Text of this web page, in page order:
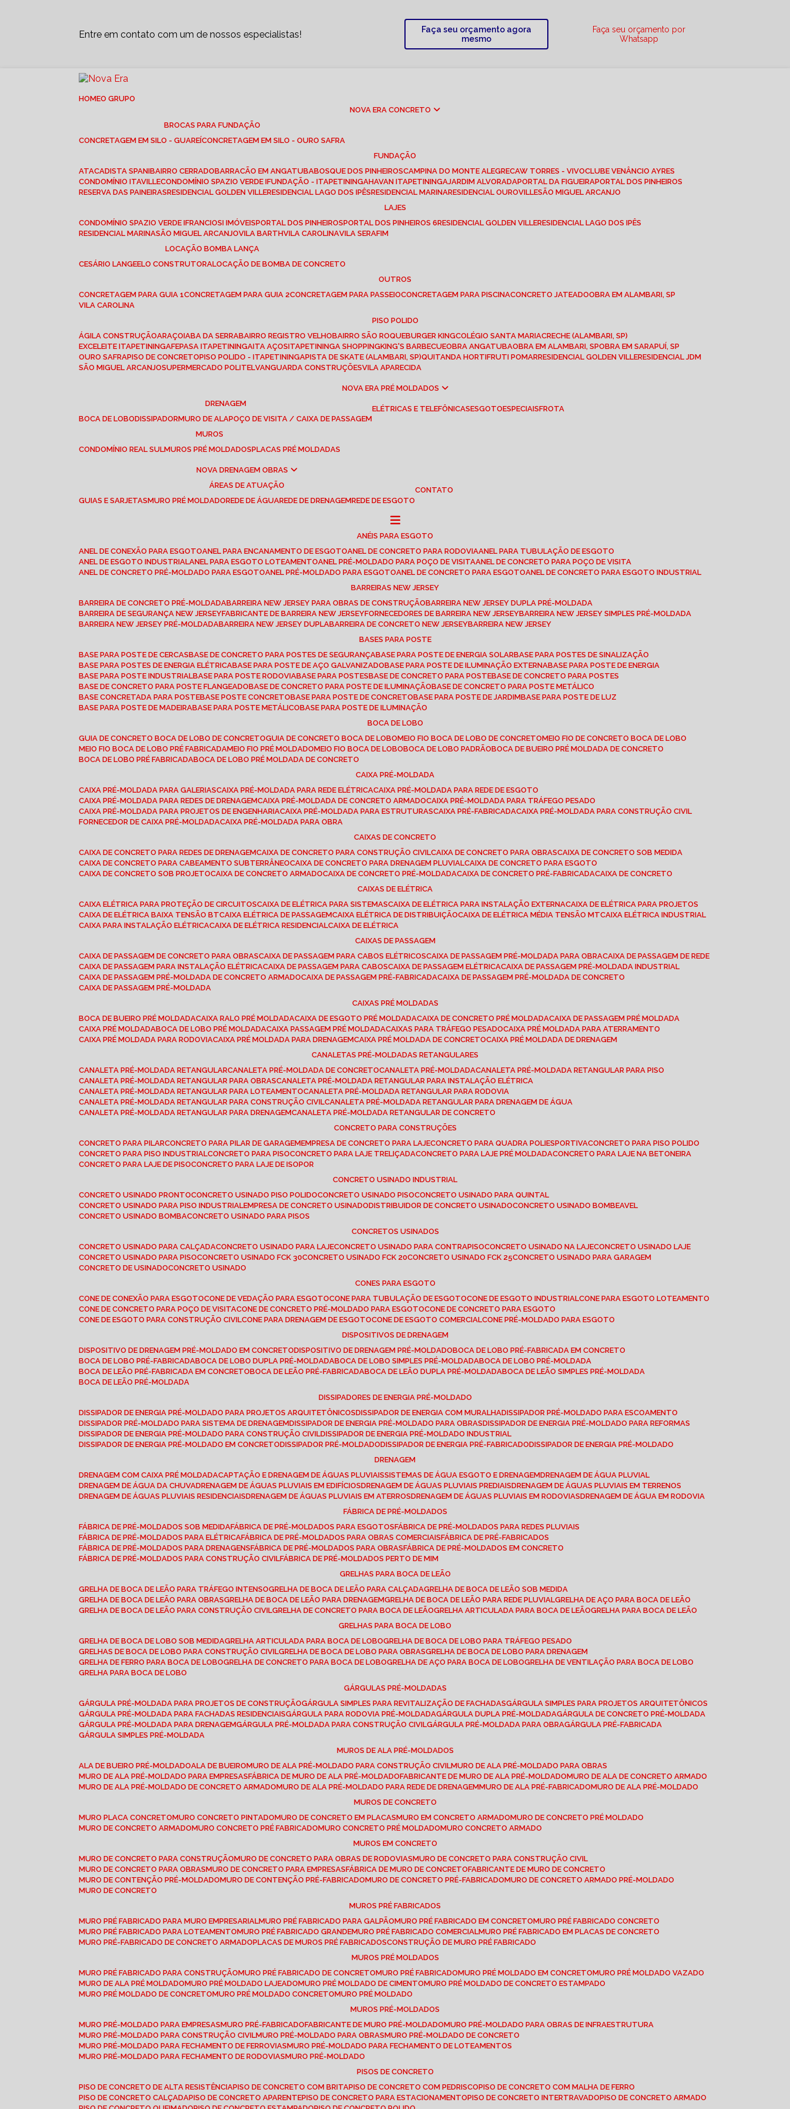
Entre em contato com um de nossos especialistas!
Faça seu orçamento agora
mesmo
Faça seu orçamento por
Whatsapp
HOME
O GRUPO
NOVA ERA CONCRETO
BROCAS PARA FUNDAÇÃO
CONCRETAGEM EM SILO - GUAREÍ CONCRETAGEM EM SILO - OURO SAFRA
FUNDAÇÃO
ATACADISTA SPANI BAIRRO CERRADO BARRACÃO EM ANGATUBA BOSQUE DOS PINHEIROS CAMPINA DO MONTE ALEGRE CAW TORRES - VIVO CLUBE VENÂNCIO AYRES
CONDOMÍNIO ITAVILLE CONDOMÍNIO SPAZIO VERDE I FUNDAÇÃO - ITAPETININGA HAVAN ITAPETININGA JARDIM ALVORADA PORTAL DA FIGUEIRA PORTAL DOS PINHEIROS
RESERVA DAS PAINEIRAS RESIDENCIAL GOLDEN VILLE RESIDENCIAL LAGO DOS IPÊS RESIDENCIAL MARINA RESIDENCIAL OUROVILLE SÃO MIGUEL ARCANJO
LAJES
CONDOMÍNIO SPAZIO VERDE I FRANCIOSI IMÓVEIS PORTAL DOS PINHEIROS PORTAL DOS PINHEIROS 6 RESIDENCIAL GOLDEN VILLE RESIDENCIAL LAGO DOS IPÊS
RESIDENCIAL MARINA SÃO MIGUEL ARCANJO VILA BARTH VILA CAROLINA VILA SERAFIM
LOCAÇÃO BOMBA LANÇA
CESÁRIO LANGE ELO CONSTRUTORA LOCAÇÃO DE BOMBA DE CONCRETO
OUTROS
CONCRETAGEM PARA GUIA 1 CONCRETAGEM PARA GUIA 2 CONCRETAGEM PARA PASSEIO CONCRETAGEM PARA PISCINA CONCRETO JATEADO
OBRA EM ALAMBARI, SP
VILA CAROLINA
PISO POLIDO
ÁGILA CONSTRUÇÃO ARAÇOIABA DA SERRA BAIRRO REGISTRO VELHO BAIRRO SÃO ROQUE BURGER KING COLÉGIO SANTA MARIA CRECHE (ALAMBARI, SP)
EXCELEITE ITAPETININGA FEPASA ITAPETININGA ITA AÇOS ITAPETININGA SHOPPING KING'S BARBECUE OBRA ANGATUBA OBRA EM ALAMBARI, SP
OBRA EM SARAPUÍ, SP
OURO SAFRA PISO DE CONCRETO PISO POLIDO - ITAPETININGA PISTA DE SKATE (ALAMBARI, SP) QUITANDA HORTIFRUTI POMAR RESIDENCIAL GOLDEN VILLE RESIDENCIAL JDM
SÃO MIGUEL ARCANJO SUPERMERCADO POLITEL VANGUARDA CONSTRUÇÕES VILA APARECIDA
NOVA ERA PRÉ MOLDADOS
DRENAGEM
BOCA DE LOBO DISSIPADOR MURO DE ALA POÇO DE VISITA / CAIXA DE PASSAGEM
ELÉTRICAS E TELEFÔNICAS ESGOTO ESPECIAIS FROTA
MUROS
CONDOMÍNIO REAL SUL
MUROS PRÉ MOLDADOS PLACAS PRÉ MOLDADAS
NOVA DRENAGEM OBRAS
ÁREAS DE ATUAÇÃO
GUIAS E SARJETAS
MURO PRÉ MOLDADO REDE DE ÁGUA REDE DE DRENAGEM REDE DE ESGOTO
CONTATO
ANÉIS PARA ESGOTO
ANEL DE CONEXÃO PARA ESGOTO ANEL PARA ENCANAMENTO DE ESGOTO ANEL DE CONCRETO PARA RODOVIA ANEL PARA TUBULAÇÃO DE ESGOTO
ANEL DE ESGOTO INDUSTRIAL ANEL PARA ESGOTO LOTEAMENTO ANEL PRÉ-MOLDADO PARA POÇO DE VISITA ANEL DE CONCRETO PARA POÇO DE VISITA
ANEL DE CONCRETO PRÉ-MOLDADO PARA ESGOTO ANEL PRÉ-MOLDADO PARA ESGOTO ANEL DE CONCRETO PARA ESGOTO ANEL DE CONCRETO PARA ESGOTO INDUSTRIAL
BARREIRAS NEW JERSEY
BARREIRA DE CONCRETO PRÉ-MOLDADA BARREIRA NEW JERSEY PARA OBRAS DE CONSTRUÇÃO BARREIRA NEW JERSEY DUPLA PRÉ-MOLDADA
BARREIRA DE SEGURANÇA NEW JERSEY FABRICANTE DE BARREIRA NEW JERSEY FORNECEDORES DE BARREIRA NEW JERSEY BARREIRA NEW JERSEY SIMPLES PRÉ-MOLDADA
BARREIRA NEW JERSEY PRÉ-MOLDADA BARREIRA NEW JERSEY DUPLA BARREIRA DE CONCRETO NEW JERSEY BARREIRA NEW JERSEY
BASES PARA POSTE
BASE PARA POSTE DE CERCAS BASE DE CONCRETO PARA POSTES DE SEGURANÇA BASE PARA POSTE DE ENERGIA SOLAR BASE PARA POSTES DE SINALIZAÇÃO
BASE PARA POSTES DE ENERGIA ELÉTRICA BASE PARA POSTE DE AÇO GALVANIZADO BASE PARA POSTE DE ILUMINAÇÃO EXTERNA BASE PARA POSTE DE ENERGIA
BASE PARA POSTE INDUSTRIAL BASE PARA POSTE RODOVIA BASE PARA POSTES BASE DE CONCRETO PARA POSTE BASE DE CONCRETO PARA POSTES
BASE DE CONCRETO PARA POSTE FLANGEADO BASE DE CONCRETO PARA POSTE DE ILUMINAÇÃO BASE DE CONCRETO PARA POSTE METÁLICO
BASE CONCRETADA PARA POSTE BASE POSTE CONCRETO BASE PARA POSTE DE CONCRETO BASE PARA POSTE DE JARDIM BASE PARA POSTE DE LUZ
BASE PARA POSTE DE MADEIRA BASE PARA POSTE METÁLICO BASE PARA POSTE DE ILUMINAÇÃO
BOCA DE LOBO
GUIA DE CONCRETO BOCA DE LOBO DE CONCRETO
GUIA DE CONCRETO BOCA DE LOBO MEIO FIO BOCA DE LOBO DE CONCRETO
MEIO FIO DE CONCRETO BOCA DE LOBO
MEIO FIO BOCA DE LOBO PRÉ FABRICADA
MEIO FIO PRÉ MOLDADO MEIO FIO BOCA DE LOBO BOCA DE LOBO PADRÃO BOCA DE BUEIRO PRÉ MOLDADA DE CONCRETO
BOCA DE LOBO PRÉ FABRICADA BOCA DE LOBO PRÉ MOLDADA DE CONCRETO
CAIXA PRÉ-MOLDADA
CAIXA PRÉ-MOLDADA PARA GALERIAS CAIXA PRÉ-MOLDADA PARA REDE ELÉTRICA CAIXA PRÉ-MOLDADA PARA REDE DE ESGOTO
CAIXA PRÉ-MOLDADA PARA REDES DE DRENAGEM CAIXA PRÉ-MOLDADA DE CONCRETO ARMADO CAIXA PRÉ-MOLDADA PARA TRÁFEGO PESADO
CAIXA PRÉ-MOLDADA PARA PROJETOS DE ENGENHARIA CAIXA PRÉ-MOLDADA PARA ESTRUTURAS CAIXA PRÉ-FABRICADA CAIXA PRÉ-MOLDADA PARA CONSTRUÇÃO CIVIL
FORNECEDOR DE CAIXA PRÉ-MOLDADA CAIXA PRÉ-MOLDADA PARA OBRA
CAIXAS DE CONCRETO
CAIXA DE CONCRETO PARA REDES DE DRENAGEM CAIXA DE CONCRETO PARA CONSTRUÇÃO CIVIL CAIXA DE CONCRETO PARA OBRAS CAIXA DE CONCRETO SOB MEDIDA
CAIXA DE CONCRETO PARA CABEAMENTO SUBTERRÂNEO CAIXA DE CONCRETO PARA DRENAGEM PLUVIAL CAIXA DE CONCRETO PARA ESGOTO
CAIXA DE CONCRETO SOB PROJETO CAIXA DE CONCRETO ARMADO CAIXA DE CONCRETO PRÉ-MOLDADA CAIXA DE CONCRETO PRÉ-FABRICADA CAIXA DE CONCRETO
CAIXAS DE ELÉTRICA
CAIXA ELÉTRICA PARA PROTEÇÃO DE CIRCUITOS CAIXA DE ELÉTRICA PARA SISTEMAS CAIXA DE ELÉTRICA PARA INSTALAÇÃO EXTERNA CAIXA DE ELÉTRICA PARA PROJETOS
CAIXA DE ELÉTRICA BAIXA TENSÃO BT CAIXA ELÉTRICA DE PASSAGEM CAIXA ELÉTRICA DE DISTRIBUIÇÃO CAIXA DE ELÉTRICA MÉDIA TENSÃO MT CAIXA ELÉTRICA INDUSTRIAL
CAIXA PARA INSTALAÇÃO ELÉTRICA CAIXA DE ELÉTRICA RESIDENCIAL CAIXA DE ELÉTRICA
CAIXAS DE PASSAGEM
CAIXA DE PASSAGEM DE CONCRETO PARA OBRAS CAIXA DE PASSAGEM PARA CABOS ELÉTRICOS CAIXA DE PASSAGEM PRÉ-MOLDADA PARA OBRA CAIXA DE PASSAGEM DE REDE
CAIXA DE PASSAGEM PARA INSTALAÇÃO ELÉTRICA CAIXA DE PASSAGEM PARA CABOS CAIXA DE PASSAGEM ELÉTRICA CAIXA DE PASSAGEM PRÉ-MOLDADA INDUSTRIAL
CAIXA DE PASSAGEM PRÉ-MOLDADA DE CONCRETO ARMADO CAIXA DE PASSAGEM PRÉ-FABRICADA CAIXA DE PASSAGEM PRÉ-MOLDADA DE CONCRETO
CAIXA DE PASSAGEM PRÉ-MOLDADA
CAIXAS PRÉ MOLDADAS
BOCA DE BUEIRO PRÉ MOLDADA CAIXA RALO PRÉ MOLDADA CAIXA DE ESGOTO PRÉ MOLDADA CAIXA DE CONCRETO PRÉ MOLDADA CAIXA DE PASSAGEM PRÉ MOLDADA
CAIXA PRÉ MOLDADA BOCA DE LOBO PRÉ MOLDADA CAIXA PASSAGEM PRÉ MOLDADA CAIXAS PARA TRÁFEGO PESADO CAIXA PRÉ MOLDADA PARA ATERRAMENTO
CAIXA PRÉ MOLDADA PARA RODOVIA CAIXA PRÉ MOLDADA PARA DRENAGEM CAIXA PRÉ MOLDADA DE CONCRETO CAIXA PRÉ MOLDADA DE DRENAGEM
CANALETAS PRÉ-MOLDADAS RETANGULARES
CANALETA PRÉ-MOLDADA RETANGULAR CANALETA PRÉ-MOLDADA DE CONCRETO CANALETA PRÉ-MOLDADA CANALETA PRÉ-MOLDADA RETANGULAR PARA PISO
CANALETA PRÉ-MOLDADA RETANGULAR PARA OBRAS CANALETA PRÉ-MOLDADA RETANGULAR PARA INSTALAÇÃO ELÉTRICA
CANALETA PRÉ-MOLDADA RETANGULAR PARA LOTEAMENTO CANALETA PRÉ-MOLDADA RETANGULAR PARA RODOVIA
CANALETA PRÉ-MOLDADA RETANGULAR PARA CONSTRUÇÃO CIVIL CANALETA PRÉ-MOLDADA RETANGULAR PARA DRENAGEM DE ÁGUA
CANALETA PRÉ-MOLDADA RETANGULAR PARA DRENAGEM CANALETA PRÉ-MOLDADA RETANGULAR DE CONCRETO
CONCRETO PARA CONSTRUÇÕES
CONCRETO PARA PILAR CONCRETO PARA PILAR DE GARAGEM EMPRESA DE CONCRETO PARA LAJE CONCRETO PARA QUADRA POLIESPORTIVA CONCRETO PARA PISO POLIDO
CONCRETO PARA PISO INDUSTRIAL CONCRETO PARA PISO CONCRETO PARA LAJE TRELIÇADA CONCRETO PARA LAJE PRÉ MOLDADA CONCRETO PARA LAJE NA BETONEIRA
CONCRETO PARA LAJE DE PISO CONCRETO PARA LAJE DE ISOPOR
CONCRETO USINADO INDUSTRIAL
CONCRETO USINADO PRONTO CONCRETO USINADO PISO POLIDO CONCRETO USINADO PISO CONCRETO USINADO PARA QUINTAL
CONCRETO USINADO PARA PISO INDUSTRIAL EMPRESA DE CONCRETO USINADO DISTRIBUIDOR DE CONCRETO USINADO CONCRETO USINADO BOMBEAVEL
CONCRETO USINADO BOMBA CONCRETO USINADO PARA PISOS
CONCRETOS USINADOS
CONCRETO USINADO PARA CALÇADA CONCRETO USINADO PARA LAJE CONCRETO USINADO PARA CONTRAPISO CONCRETO USINADO NA LAJE CONCRETO USINADO LAJE
CONCRETO USINADO PARA PISO CONCRETO USINADO FCK 30 CONCRETO USINADO FCK 20 CONCRETO USINADO FCK 25 CONCRETO USINADO PARA GARAGEM
CONCRETO DE USINADO CONCRETO USINADO
CONES PARA ESGOTO
CONE DE CONEXÃO PARA ESGOTO CONE DE VEDAÇÃO PARA ESGOTO CONE PARA TUBULAÇÃO DE ESGOTO CONE DE ESGOTO INDUSTRIAL CONE PARA ESGOTO LOTEAMENTO
CONE DE CONCRETO PARA POÇO DE VISITA CONE DE CONCRETO PRÉ-MOLDADO PARA ESGOTO CONE DE CONCRETO PARA ESGOTO
CONE DE ESGOTO PARA CONSTRUÇÃO CIVIL CONE PARA DRENAGEM DE ESGOTO CONE DE ESGOTO COMERCIAL CONE PRÉ-MOLDADO PARA ESGOTO
DISPOSITIVOS DE DRENAGEM
DISPOSITIVO DE DRENAGEM PRÉ-MOLDADO EM CONCRETO DISPOSITIVO DE DRENAGEM PRÉ-MOLDADO BOCA DE LOBO PRÉ-FABRICADA EM CONCRETO
BOCA DE LOBO PRÉ-FABRICADA BOCA DE LOBO DUPLA PRÉ-MOLDADA BOCA DE LOBO SIMPLES PRÉ-MOLDADA BOCA DE LOBO PRÉ-MOLDADA
BOCA DE LEÃO PRÉ-FABRICADA EM CONCRETO BOCA DE LEÃO PRÉ-FABRICADA BOCA DE LEÃO DUPLA PRÉ-MOLDADA BOCA DE LEÃO SIMPLES PRÉ-MOLDADA
BOCA DE LEÃO PRÉ-MOLDADA
DISSIPADORES DE ENERGIA PRÉ-MOLDADO
DISSIPADOR DE ENERGIA PRÉ-MOLDADO PARA PROJETOS ARQUITETÔNICOS DISSIPADOR DE ENERGIA COM MURALHA DISSIPADOR PRÉ-MOLDADO PARA ESCOAMENTO
DISSIPADOR PRÉ-MOLDADO PARA SISTEMA DE DRENAGEM DISSIPADOR DE ENERGIA PRÉ-MOLDADO PARA OBRAS DISSIPADOR DE ENERGIA PRÉ-MOLDADO PARA REFORMAS
DISSIPADOR DE ENERGIA PRÉ-MOLDADO PARA CONSTRUÇÃO CIVIL DISSIPADOR DE ENERGIA PRÉ-MOLDADO INDUSTRIAL
DISSIPADOR DE ENERGIA PRÉ-MOLDADO EM CONCRETO DISSIPADOR PRÉ-MOLDADO DISSIPADOR DE ENERGIA PRÉ-FABRICADO DISSIPADOR DE ENERGIA PRÉ-MOLDADO
DRENAGEM
DRENAGEM COM CAIXA PRÉ MOLDADA CAPTAÇÃO E DRENAGEM DE ÁGUAS PLUVIAIS SISTEMAS DE ÁGUA ESGOTO E DRENAGEM DRENAGEM DE ÁGUA PLUVIAL
DRENAGEM DE ÁGUA DA CHUVA DRENAGEM DE ÁGUAS PLUVIAIS EM EDIFÍCIOS DRENAGEM DE ÁGUAS PLUVIAIS PREDIAIS DRENAGEM DE ÁGUAS PLUVIAIS EM TERRENOS
DRENAGEM DE ÁGUAS PLUVIAIS RESIDENCIAIS DRENAGEM DE ÁGUAS PLUVIAIS EM ATERROS DRENAGEM DE ÁGUAS PLUVIAIS EM RODOVIAS DRENAGEM DE ÁGUA EM RODOVIA
FÁBRICA DE PRÉ-MOLDADOS
FÁBRICA DE PRÉ-MOLDADOS SOB MEDIDA FÁBRICA DE PRÉ-MOLDADOS PARA ESGOTOS FÁBRICA DE PRÉ-MOLDADOS PARA REDES PLUVIAIS
FÁBRICA DE PRÉ-MOLDADOS PARA ELÉTRICA FÁBRICA DE PRÉ-MOLDADOS PARA OBRAS COMERCIAIS FÁBRICA DE PRÉ-FABRICADOS
FÁBRICA DE PRÉ-MOLDADOS PARA DRENAGENS FÁBRICA DE PRÉ-MOLDADOS PARA OBRAS FÁBRICA DE PRÉ-MOLDADOS EM CONCRETO
FÁBRICA DE PRÉ-MOLDADOS PARA CONSTRUÇÃO CIVIL FÁBRICA DE PRÉ-MOLDADOS PERTO DE MIM
GRELHAS PARA BOCA DE LEÃO
GRELHA DE BOCA DE LEÃO PARA TRÁFEGO INTENSO
GRELHA DE BOCA DE LEÃO PARA CALÇADA
GRELHA DE BOCA DE LEÃO SOB MEDIDA
GRELHA DE BOCA DE LEÃO PARA OBRAS
GRELHA DE BOCA DE LEÃO PARA DRENAGEM GRELHA DE BOCA DE LEÃO PARA REDE PLUVIAL
GRELHA DE AÇO PARA BOCA DE LEÃO
GRELHA DE BOCA DE LEÃO PARA CONSTRUÇÃO CIVIL
GRELHA DE CONCRETO PARA BOCA DE LEÃO GRELHA ARTICULADA PARA BOCA DE LEÃO
GRELHA PARA BOCA DE LEÃO
GRELHAS PARA BOCA DE LOBO
GRELHA DE BOCA DE LOBO SOB MEDIDA
GRELHA ARTICULADA PARA BOCA DE LOBO
GRELHA DE BOCA DE LOBO PARA TRÁFEGO PESADO
GRELHAS DE BOCA DE LOBO PARA CONSTRUÇÃO CIVIL
GRELHA DE BOCA DE LOBO PARA OBRAS
GRELHA DE BOCA DE LOBO PARA DRENAGEM
GRELHA DE FERRO PARA BOCA DE LOBO
GRELHA DE CONCRETO PARA BOCA DE LOBO GRELHA DE AÇO PARA BOCA DE LOBO
GRELHA DE VENTILAÇÃO PARA BOCA DE LOBO
GRELHA PARA BOCA DE LOBO
GÁRGULAS PRÉ-MOLDADAS
GÁRGULA PRÉ-MOLDADA PARA PROJETOS DE CONSTRUÇÃO
GÁRGULA SIMPLES PARA REVITALIZAÇÃO DE FACHADAS
GÁRGULA SIMPLES PARA PROJETOS ARQUITETÔNICOS
GÁRGULA PRÉ-MOLDADA PARA FACHADAS RESIDENCIAIS
GÁRGULA PARA RODOVIA PRÉ-MOLDADA GÁRGULA DUPLA PRÉ-MOLDADA
GÁRGULA DE CONCRETO PRÉ-MOLDADA
GÁRGULA PRÉ-MOLDADA PARA DRENAGEM
GÁRGULA PRÉ-MOLDADA PARA CONSTRUÇÃO CIVIL GÁRGULA PRÉ-MOLDADA PARA OBRA
GÁRGULA PRÉ-FABRICADA
GÁRGULA SIMPLES PRÉ-MOLDADA
MUROS DE ALA PRÉ-MOLDADOS
ALA DE BUEIRO PRÉ-MOLDADO ALA DE BUEIRO MURO DE ALA PRÉ-MOLDADO PARA CONSTRUÇÃO CIVIL
MURO DE ALA PRÉ-MOLDADO PARA OBRAS
MURO DE ALA PRÉ-MOLDADO PARA EMPRESAS FÁBRICA DE MURO DE ALA PRÉ-MOLDADO FABRICANTE DE MURO DE ALA PRÉ-MOLDADO
MURO DE ALA DE CONCRETO ARMADO
MURO DE ALA PRÉ-MOLDADO DE CONCRETO ARMADO
MURO DE ALA PRÉ-MOLDADO PARA REDE DE DRENAGEM MURO DE ALA PRÉ-FABRICADO
MURO DE ALA PRÉ-MOLDADO
MUROS DE CONCRETO
MURO PLACA CONCRETO
MURO CONCRETO PINTADO MURO DE CONCRETO EM PLACAS MURO EM CONCRETO ARMADO
MURO DE CONCRETO PRÉ MOLDADO
MURO DE CONCRETO ARMADO
MURO CONCRETO PRÉ FABRICADO MURO CONCRETO PRÉ MOLDADO
MURO CONCRETO ARMADO
MUROS EM CONCRETO
MURO DE CONCRETO PARA CONSTRUÇÃO
MURO DE CONCRETO PARA OBRAS DE RODOVIAS
MURO DE CONCRETO PARA CONSTRUÇÃO CIVIL
MURO DE CONCRETO PARA OBRAS
MURO DE CONCRETO PARA EMPRESAS FÁBRICA DE MURO DE CONCRETO FABRICANTE DE MURO DE CONCRETO
MURO DE CONTENÇÃO PRÉ-MOLDADO
MURO DE CONTENÇÃO PRÉ-FABRICADO MURO DE CONCRETO PRÉ-FABRICADO
MURO DE CONCRETO ARMADO PRÉ-MOLDADO
MURO DE CONCRETO
MUROS PRÉ FABRICADOS
MURO PRÉ FABRICADO PARA MURO EMPRESARIAL
MURO PRÉ FABRICADO PARA GALPÃO MURO PRÉ FABRICADO EM CONCRETO
MURO PRÉ FABRICADO CONCRETO
MURO PRÉ FABRICADO PARA LOTEAMENTO
MURO PRÉ FABRICADO GRANDE MURO PRÉ FABRICADO COMERCIAL
MURO PRÉ FABRICADO EM PLACAS DE CONCRETO
MURO PRÉ-FABRICADO DE CONCRETO ARMADO PLACAS DE MUROS PRÉ FABRICADOS CONSTRUÇÃO DE MURO PRÉ FABRICADO
MUROS PRÉ MOLDADOS
MURO PRÉ FABRICADO PARA CONSTRUÇÃO
MURO PRÉ FABRICADO DE CONCRETO MURO PRÉ FABRICADO MURO PRÉ MOLDADO EM CONCRETO
MURO PRÉ MOLDADO VAZADO
MURO DE ALA PRÉ MOLDADO
MURO PRÉ MOLDADO LAJEADO MURO PRÉ MOLDADO DE CIMENTO
MURO PRÉ MOLDADO DE CONCRETO ESTAMPADO
MURO PRÉ MOLDADO DE CONCRETO
MURO PRÉ MOLDADO CONCRETO
MURO PRÉ MOLDADO
MUROS PRÉ-MOLDADOS
MURO PRÉ-MOLDADO PARA EMPRESAS
MURO PRÉ-FABRICADO FABRICANTE DE MURO PRÉ-MOLDADO
MURO PRÉ-MOLDADO PARA OBRAS DE INFRAESTRUTURA
MURO PRÉ-MOLDADO PARA CONSTRUÇÃO CIVIL
MURO PRÉ-MOLDADO PARA OBRAS
MURO PRÉ-MOLDADO DE CONCRETO
MURO PRÉ-MOLDADO PARA FECHAMENTO DE FERROVIAS
MURO PRÉ-MOLDADO PARA FECHAMENTO DE LOTEAMENTOS
MURO PRÉ-MOLDADO PARA FECHAMENTO DE RODOVIAS
MURO PRÉ-MOLDADO
PISOS DE CONCRETO
PISO DE CONCRETO DE ALTA RESISTÊNCIA PISO DE CONCRETO COM BRITA PISO DE CONCRETO COM PEDRISCO PISO DE CONCRETO COM MALHA DE FERRO
PISO DE CONCRETO CALÇADA PISO DE CONCRETO APARENTE PISO DE CONCRETO PARA ESTACIONAMENTO PISO DE CONCRETO INTERTRAVADO PISO DE CONCRETO ARMADO